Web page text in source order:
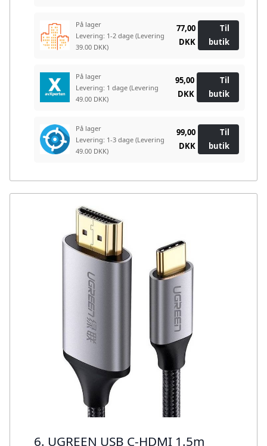
På lager
Levering: 1-2 dage (Levering
39.00 DKK)
77,00
DKK
Til
butik
På lager
Levering: 1 dage (Levering
49.00 DKK)
95,00
DKK
Til
butik
På lager
Levering: 1-3 dage (Levering
49.00 DKK)
99,00
DKK
Til
butik
6. UGREEN USB C-HDMI 1.5m